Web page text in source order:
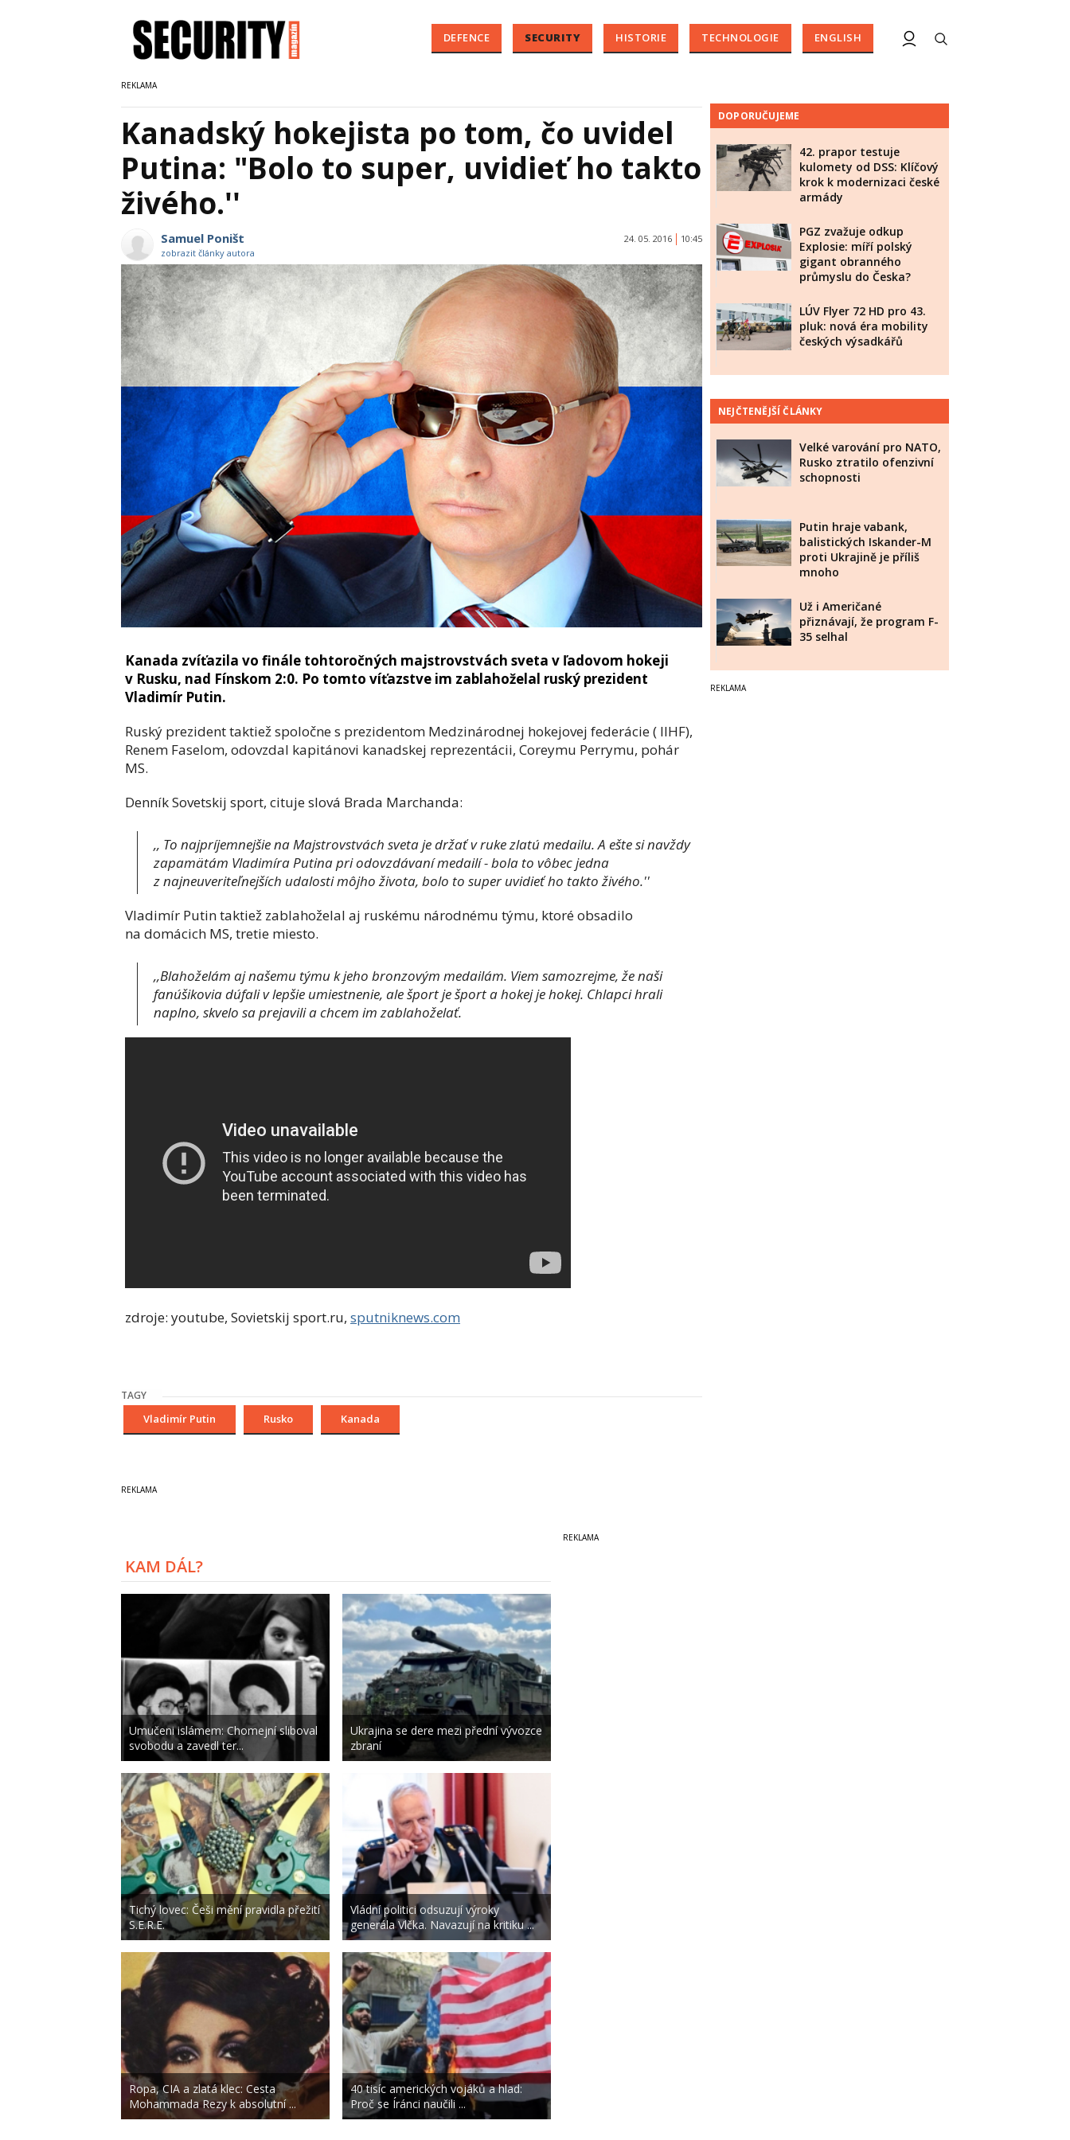
DEFENCE SECURITY HISTORIE TECHNOLOGIE ENGLISH
Kanadský hokejista po tom, čo uvidel
Putina: "Bolo to super, uvidieť ho takto
živého.''
Samuel Poništ
zobrazit články autora
24. 05. 2016 10:45
Kanada zvíťazila vo finále tohtoročných majstrovstvách sveta v ľadovom hokeji
v Rusku, nad Fínskom 2:0. Po tomto víťazstve im zablahoželal ruský prezident
Vladimír Putin.
Ruský prezident taktiež spoločne s prezidentom Medzinárodnej hokejovej federácie ( IIHF),
Renem Faselom, odovzdal kapitánovi kanadskej reprezentácii, Coreymu Perrymu, pohár
MS.
Denník Sovetskij sport, cituje slová Brada Marchanda:
,, To najpríjemnejšie na Majstrovstvách sveta je držať v ruke zlatú medailu. A ešte si navždy
zapamätám Vladimíra Putina pri odovzdávaní medailí - bola to vôbec jedna
z najneuveriteľnejších udalosti môjho života, bolo to super uvidieť ho takto živého.''
Vladimír Putin taktiež zablahoželal aj ruskému národnému týmu, ktoré obsadilo
na domácich MS, tretie miesto.
,,Blahoželám aj našemu týmu k jeho bronzovým medailám. Viem samozrejme, že naši
fanúšikovia dúfali v lepšie umiestnenie, ale šport je šport a hokej je hokej. Chlapci hrali
naplno, skvelo sa prejavili a chcem im zablahoželať.
zdroje: youtube, Sovietskij sport.ru, sputniknews.com
TAGY
Vladimír Putin Rusko Kanada
DOPORUČUJEME
42. prapor testuje
kulomety od DSS: Klíčový
krok k modernizaci české
armády
PGZ zvažuje odkup
Explosie: míří polský
gigant obranného
průmyslu do Česka?
LÚV Flyer 72 HD pro 43.
pluk: nová éra mobility
českých výsadkářů
NEJČTENĚJŠÍ ČLÁNKY
Velké varování pro NATO,
Rusko ztratilo ofenzivní
schopnosti
Putin hraje vabank,
balistických Iskander-M
proti Ukrajině je příliš
mnoho
Už i Američané
přiznávají, že program F-
35 selhal
KAM DÁL?
Umučeni islámem: Chomejní sliboval
svobodu a zavedl ter...
Tichý lovec: Češi mění pravidla přežití
S.E.R.E.
Ropa, CIA a zlatá klec: Cesta
Mohammada Rezy k absolutní ...
Ukrajina se dere mezi přední vývozce
zbraní
Vládní politici odsuzují výroky
generála Vlčka. Navazují na kritiku ...
40 tisíc amerických vojáků a hlad:
Proč se Íránci naučili ...